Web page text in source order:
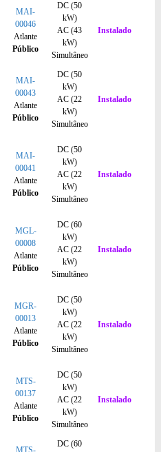
MAI-
00046
Atlante
Público
DC (50
kW)
AC (43
kW)
Simultâneo
Instalado
MAI-
00043
Atlante
Público
DC (50
kW)
AC (22
kW)
Simultâneo
Instalado
MAI-
00041
Atlante
Público
DC (50
kW)
AC (22
kW)
Simultâneo
Instalado
MGL-
00008
Atlante
Público
DC (60
kW)
AC (22
kW)
Simultâneo
Instalado
MGR-
00013
Atlante
Público
DC (50
kW)
AC (22
kW)
Simultâneo
Instalado
MTS-
00137
Atlante
Público
DC (50
kW)
AC (22
kW)
Simultâneo
Instalado
MTS-
DC (60